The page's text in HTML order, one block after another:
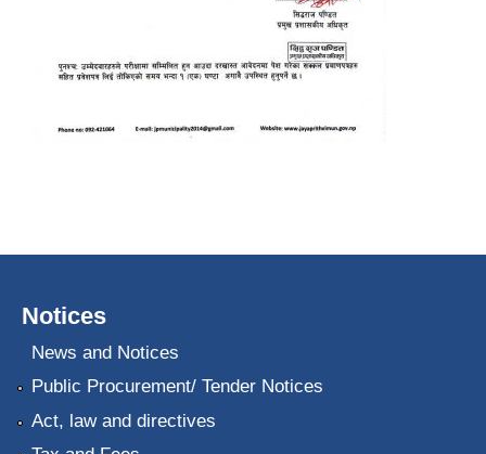
Notices
News and Notices
Public Procurement/ Tender Notices
Act, law and directives